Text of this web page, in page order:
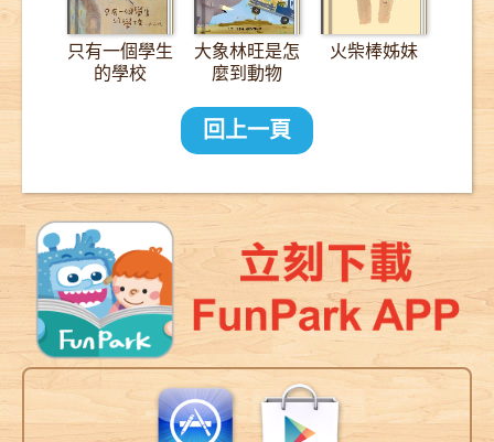
只有一個學生
的學校
大象林旺是怎
麼到動物
2000公里的
長征
火柴棒姊妹
回上一頁